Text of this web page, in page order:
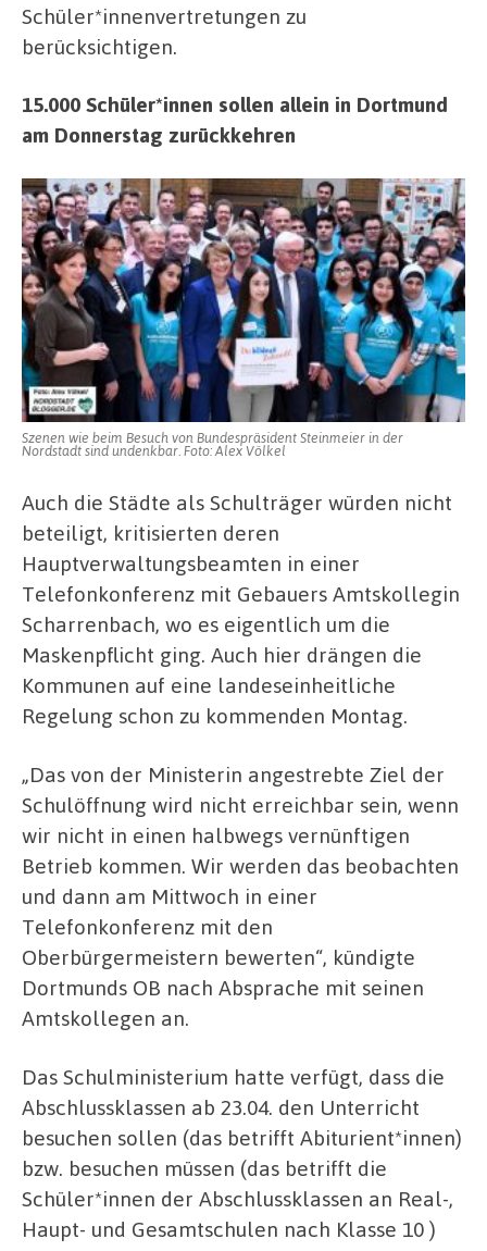
Schüler*innenvertretungen zu
berücksichtigen.
15.000 Schüler*innen sollen allein in Dortmund
am Donnerstag zurückkehren
Szenen wie beim Besuch von Bundespräsident Steinmeier in der
Nordstadt sind undenkbar. Foto: Alex Völkel
Auch die Städte als Schulträger würden nicht
beteiligt, kritisierten deren
Hauptverwaltungsbeamten in einer
Telefonkonferenz mit Gebauers Amtskollegin
Scharrenbach, wo es eigentlich um die
Maskenpflicht ging. Auch hier drängen die
Kommunen auf eine landeseinheitliche
Regelung schon zu kommenden Montag.
„Das von der Ministerin angestrebte Ziel der
Schulöffnung wird nicht erreichbar sein, wenn
wir nicht in einen halbwegs vernünftigen
Betrieb kommen. Wir werden das beobachten
und dann am Mittwoch in einer
Telefonkonferenz mit den
Oberbürgermeistern bewerten“, kündigte
Dortmunds OB nach Absprache mit seinen
Amtskollegen an.
Das Schulministerium hatte verfügt, dass die
Abschlussklassen ab 23.04. den Unterricht
besuchen sollen (das betrifft Abiturient*innen)
bzw. besuchen müssen (das betrifft die
Schüler*innen der Abschlussklassen an Real-,
Haupt- und Gesamtschulen nach Klasse 10 )